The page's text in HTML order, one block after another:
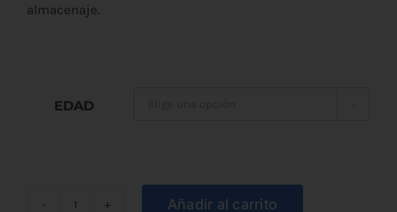
almacenaje.
EDAD
Añadir al carrito